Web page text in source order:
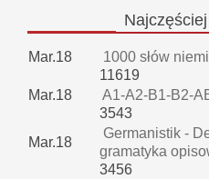
Najczęściej
Mar.18
1000 słów
11619
Mar.18
A1-A2-B1-B2-
3543
Mar.18
Germanistik -
gramatyka
3456